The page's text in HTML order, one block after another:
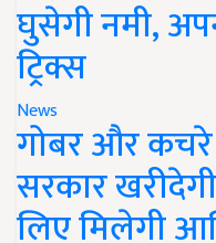
घुसेगी नमी,
ट्रिक्स
News
गोबर और कचरे
सरकार
लिए मिलेगी